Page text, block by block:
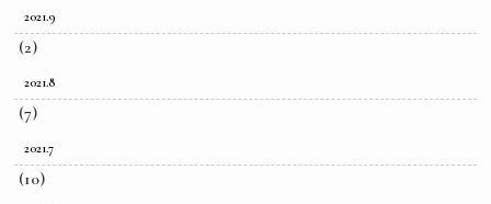
2021.9
(2)
2021.8
(7)
2021.7
(10)